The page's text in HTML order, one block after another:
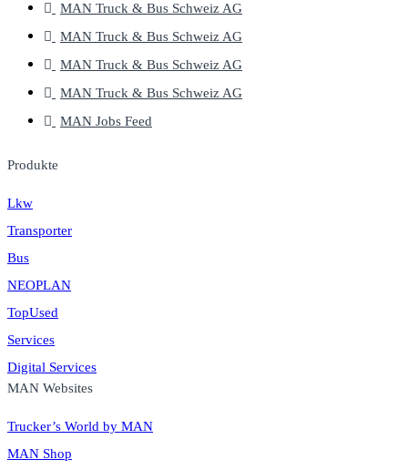
MAN Truck & Bus Schweiz AG
MAN Truck & Bus Schweiz AG
MAN Truck & Bus Schweiz AG
MAN Truck & Bus Schweiz AG
MAN Jobs Feed
Produkte
Lkw
Transporter
Bus
NEOPLAN
TopUsed
Services
Digital Services
MAN Websites
Trucker’s World by MAN
MAN Shop